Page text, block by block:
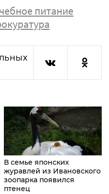
питание
В семье японских
журавлей из Ивановского
зоопарка появился
птенец